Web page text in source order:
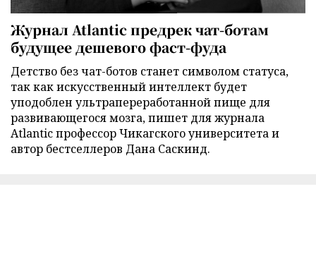
Журнал Atlantic предрек чат-ботам
будущее дешевого фаст-фуда
Детство без чат-ботов станет символом статуса,
так как искусственный интеллект будет
уподоблен ультрапереработанной пище для
развивающегося мозга, пишет для журнала
Atlantic профессор Чикагского университета и
автор бестселлеров Дана Саскинд.